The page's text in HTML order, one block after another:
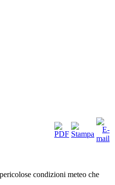
condizioni meteo che